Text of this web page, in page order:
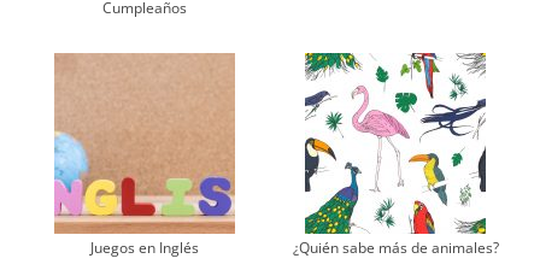
Cumpleaños
Juegos en Inglés ¿Quién sabe más de animales?